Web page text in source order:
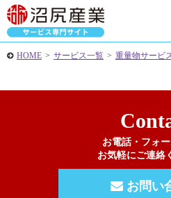
HOME > サービス一覧 > 重量物サービ
お電話・フォー
お気軽にご連絡
お問い